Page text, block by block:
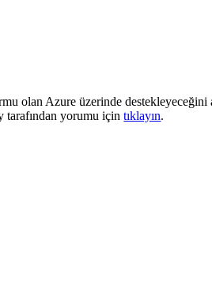
olan Azure üzerinde
tarafından yorumu içintıklayın.